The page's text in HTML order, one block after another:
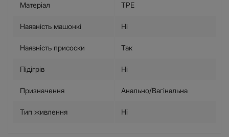
Матеріал TPE
Наявність машонкі Ні
Наявність присоски Так
Підігрів Ні
Призначення Анально/Вагінальна
Тип живлення Ні